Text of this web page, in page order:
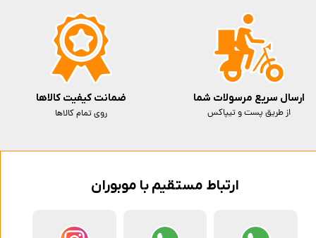
ارتباط مستقیم با موبوران
ارسال سریع مرسولات شما
از طریق پست و تیپاکس
ضمانت کیفیت کالاها
روی تمام کالاها